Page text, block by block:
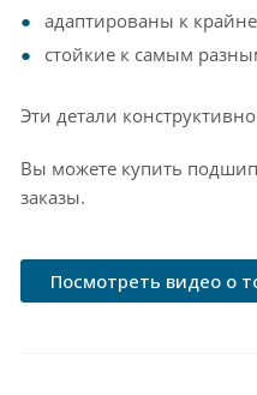
адаптированы к
стойкие к самым
Эти детали
Вы можете купить
заказы.
Посмотреть видео о